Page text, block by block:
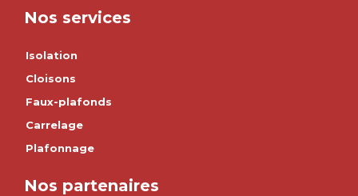
Nos services
Isolation
Cloisons
Faux-plafonds
Carrelage
Plafonnage
Nos partenaires